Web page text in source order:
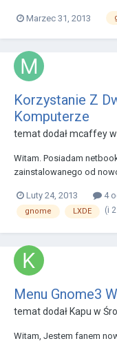
EDIT: Do usunięcia Po
Marzec 31, 2013
Korzystanie Z
Komputerze
temat dodałmcaffeyw
Witam. Posiadam
zainstalowanego od
chodził. Kiedyś
najbliższym czasie
Luty 24, 2013 4
gnome LXDE (i
Menu Gnome3
temat dodałKapu w
Witam, Jestem fanem